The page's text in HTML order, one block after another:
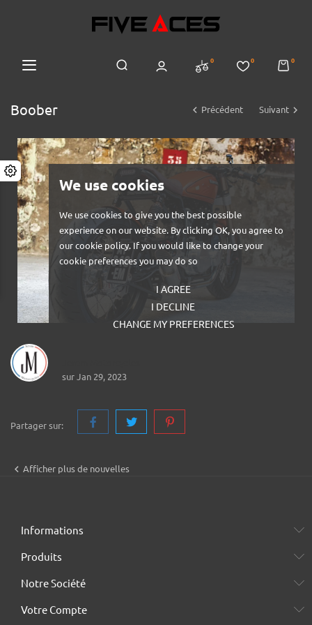
We use cookies
We use cookies to give you the best possible
experience on our website. By clicking OK, you agree to
our cookie policy. If you would like to change your
cookie preferences you may do so
I AGREE
I DECLINE
CHANGE MY PREFERENCES
0 0 0
Boober  Précédent Suivant 
sur Jan 29, 2023
Partager sur:
 Afficher plus de nouvelles
Informations
Produits
Notre Société
Votre Compte